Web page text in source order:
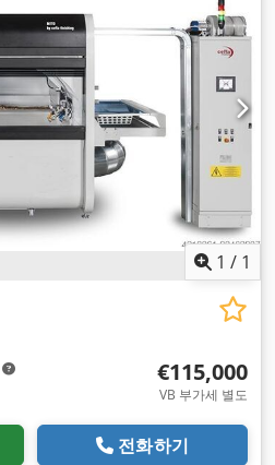
1 / 1
€115,000
VB 부가세 별도
전화하기